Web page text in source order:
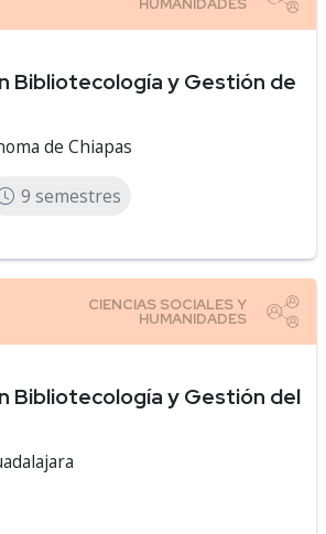
Bibliotecología y Gestión de
de Chiapas
9 semestres
Bibliotecología y Gestión del